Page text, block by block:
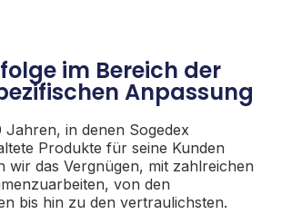
im Bereich der
Anpassung
in denen Sogedex
Produkte für seine Kunden
wir das Vergnügen, mit zahlreichen
von den
bis hin zu den vertraulichsten.